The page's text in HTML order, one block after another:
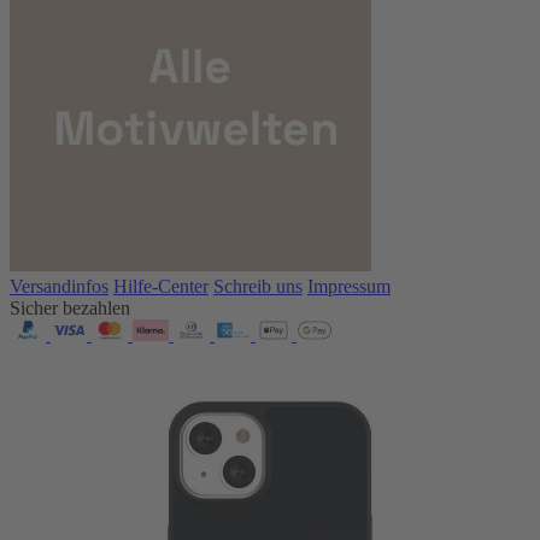
Versandinfos Hilfe-Center Schreib uns Impressum
Sicher bezahlen